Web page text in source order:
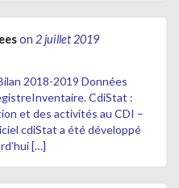
on 2 juillet 2019
2018-2019 Données
CdiStat :
et des activités au CDI –
cdiStat a été développé
[…]